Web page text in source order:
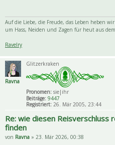
Auf die Liebe, die Freude, das Leben heben
um Hass, Neiden und Zagen für heut aus
Ravelry
Ravna
Glitzerkraken
Pronomen: sie|ihr
Beiträge: 9447
Registriert: 26. Mär 2005, 23:44
Re: wie diesen
finden
von Ravna » 23. Mär 2026, 00:38